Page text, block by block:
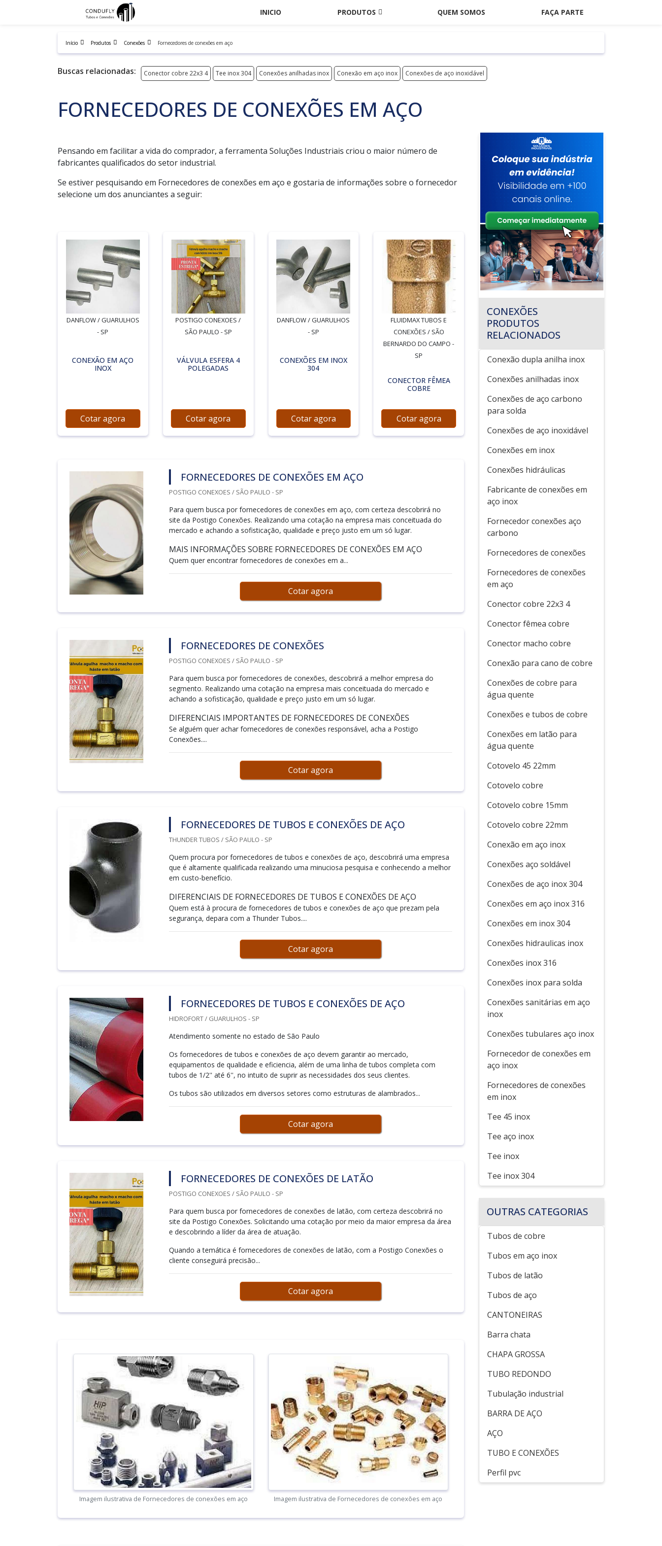
INICIO PRODUTOS QUEM SOMOS FAÇA PARTE
Início Produtos Conexões Fornecedores de conexões em aço
Buscas relacionadas: Conector cobre 22x3 4 Tee inox 304 Conexões anilhadas inox Conexão em aço inox Conexões de aço inoxidável
FORNECEDORES DE CONEXÕES EM AÇO
Pensando em facilitar a vida do comprador, a ferramenta Soluções Industriais criou o maior número de
fabricantes qualificados do setor industrial.
Se estiver pesquisando em Fornecedores de conexões em aço e gostaria de informações sobre o fornecedor
selecione um dos anunciantes a seguir:
DANFLOW / GUARULHOS
- SP
CONEXÃO EM AÇO
INOX
Cotar agora
POSTIGO CONEXOES /
SÃO PAULO - SP
VÁLVULA ESFERA 4
POLEGADAS
Cotar agora
DANFLOW / GUARULHOS
- SP
CONEXÕES EM INOX
304
Cotar agora
FLUIDMAX TUBOS E
CONEXÕES / SÃO
BERNARDO DO CAMPO -
SP
CONECTOR FÊMEA
COBRE
Cotar agora
FORNECEDORES DE CONEXÕES EM AÇO
POSTIGO CONEXOES / SÃO PAULO - SP
Para quem busca por fornecedores de conexões em aço, com certeza descobrirá no
site da Postigo Conexões. Realizando uma cotação na empresa mais conceituada do
mercado e achando a sofisticação, qualidade e preço justo em um só lugar.
MAIS INFORMAÇÕES SOBRE FORNECEDORES DE CONEXÕES EM AÇO
Quem quer encontrar fornecedores de conexões em a...
Cotar agora
FORNECEDORES DE CONEXÕES
POSTIGO CONEXOES / SÃO PAULO - SP
Para quem busca por fornecedores de conexões, descobrirá a melhor empresa do
segmento. Realizando uma cotação na empresa mais conceituada do mercado e
achando a sofisticação, qualidade e preço justo em um só lugar.
DIFERENCIAIS IMPORTANTES DE FORNECEDORES DE CONEXÕES
Se alguém quer achar fornecedores de conexões responsável, acha a Postigo
Conexões....
Cotar agora
FORNECEDORES DE TUBOS E CONEXÕES DE AÇO
THUNDER TUBOS / SÃO PAULO - SP
Quem procura por fornecedores de tubos e conexões de aço, descobrirá uma empresa
que é altamente qualificada realizando uma minuciosa pesquisa e conhecendo a melhor
em custo-benefício.
DIFERENCIAIS DE FORNECEDORES DE TUBOS E CONEXÕES DE AÇO
Quem está à procura de fornecedores de tubos e conexões de aço que prezam pela
segurança, depara com a Thunder Tubos....
Cotar agora
FORNECEDORES DE TUBOS E CONEXÕES DE AÇO
HIDROFORT / GUARULHOS - SP
Atendimento somente no estado de São Paulo
Os fornecedores de tubos e conexões de aço devem garantir ao mercado,
equipamentos de qualidade e eficiencia, além de uma linha de tubos completa com
tubos de 1/2'' até 6'', no intuito de suprir as necessidades dos seus clientes.
Os tubos são utilizados em diversos setores como estruturas de alambrados...
Cotar agora
FORNECEDORES DE CONEXÕES DE LATÃO
POSTIGO CONEXOES / SÃO PAULO - SP
Para quem busca por fornecedores de conexões de latão, com certeza descobrirá no
site da Postigo Conexões. Solicitando uma cotação por meio da maior empresa da área
e descobrindo a líder da área de atuação.
Quando a temática é fornecedores de conexões de latão, com a Postigo Conexões o
cliente conseguirá precisão...
Cotar agora
Imagem ilustrativa de Fornecedores de conexões em aço Imagem ilustrativa de Fornecedores de conexões em aço
CONEXÕES
PRODUTOS
RELACIONADOS
Conexão dupla anilha inox
Conexões anilhadas inox
Conexões de aço carbono
para solda
Conexões de aço inoxidável
Conexões em inox
Conexões hidráulicas
Fabricante de conexões em
aço inox
Fornecedor conexões aço
carbono
Fornecedores de conexões
Fornecedores de conexões
em aço
Conector cobre 22x3 4
Conector fêmea cobre
Conector macho cobre
Conexão para cano de cobre
Conexões de cobre para
água quente
Conexões e tubos de cobre
Conexões em latão para
água quente
Cotovelo 45 22mm
Cotovelo cobre
Cotovelo cobre 15mm
Cotovelo cobre 22mm
Conexão em aço inox
Conexões aço soldável
Conexões de aço inox 304
Conexões em aço inox 316
Conexões em inox 304
Conexões hidraulicas inox
Conexões inox 316
Conexões inox para solda
Conexões sanitárias em aço
inox
Conexões tubulares aço inox
Fornecedor de conexões em
aço inox
Fornecedores de conexões
em inox
Tee 45 inox
Tee aço inox
Tee inox
Tee inox 304
OUTRAS CATEGORIAS
Tubos de cobre
Tubos em aço inox
Tubos de latão
Tubos de aço
CANTONEIRAS
Barra chata
CHAPA GROSSA
TUBO REDONDO
Tubulação industrial
BARRA DE AÇO
AÇO
TUBO E CONEXÕES
Perfil pvc